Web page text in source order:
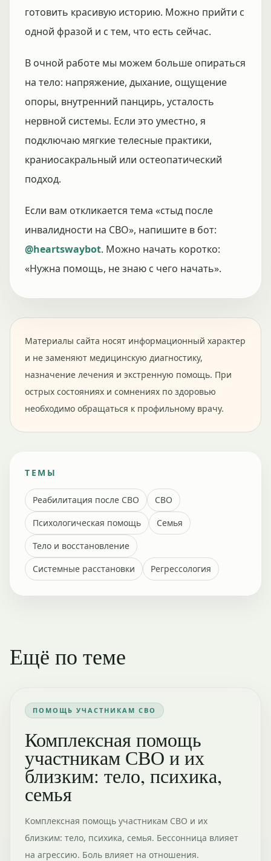
готовить красивую историю. Можно прийти с
одной фразой и с тем, что есть сейчас.
В очной работе мы можем больше опираться
на тело: напряжение, дыхание, ощущение
опоры, внутренний панцирь, усталость
нервной системы. Если это уместно, я
подключаю мягкие телесные практики,
краниосакральный или остеопатический
подход.
Если вам откликается тема «стыд после
инвалидности на СВО», напишите в бот:
@heartswaybot. Можно начать коротко:
«Нужна помощь, не знаю с чего начать».
Материалы сайта носят информационный характер
и не заменяют медицинскую диагностику,
назначение лечения и экстренную помощь. При
острых состояниях и сомнениях по здоровью
необходимо обращаться к профильному врачу.
ТЕМЫ
Реабилитация после СВО
СВО
Психологическая помощь
Семья
Тело и восстановление
Системные расстановки
Регрессология
Ещё по теме
ПОМОЩЬ УЧАСТНИКАМ СВО
Комплексная помощь
участникам СВО и их
близким: тело, психика,
семья
Комплексная помощь участникам СВО и их
близким: тело, психика, семья. Бессонница влияет
на агрессию. Боль влияет на отношения.